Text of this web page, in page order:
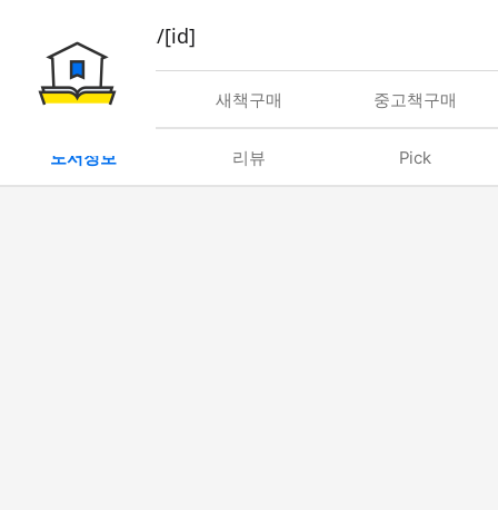
book/rent/[id]
대여 새책구매 중고책구매
도서정보 리뷰 Pick